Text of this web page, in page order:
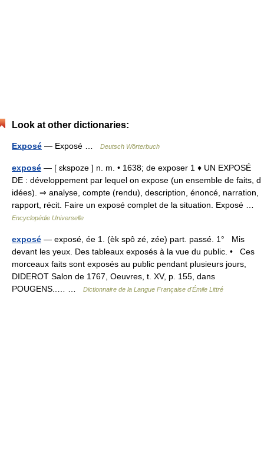
Look at other dictionaries:
Exposé — Exposé … Deutsch Wörterbuch
exposé — [ ɛkspoze ] n. m. • 1638; de exposer 1 ♦ UN EXPOSÉ
DE : développement par lequel on expose (un ensemble de faits, d
idées). ⇒ analyse, compte (rendu), description, énoncé, narration,
rapport, récit. Faire un exposé complet de la situation. Exposé …
Encyclopédie Universelle
exposé — exposé, ée 1. (èk spô zé, zée) part. passé. 1° Mis
devant les yeux. Des tableaux exposés à la vue du public. • Ces
morceaux faits sont exposés au public pendant plusieurs jours,
DIDEROT Salon de 1767, Oeuvres, t. XV, p. 155, dans
POUGENS..… …
Dictionnaire de la Langue Française d'Émile Littré